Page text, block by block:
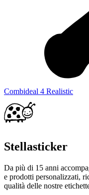
Combideal 4 Realistic
Stellasticker
Da più di 15 anni
e prodotti personalizzati,
qualità delle nostre